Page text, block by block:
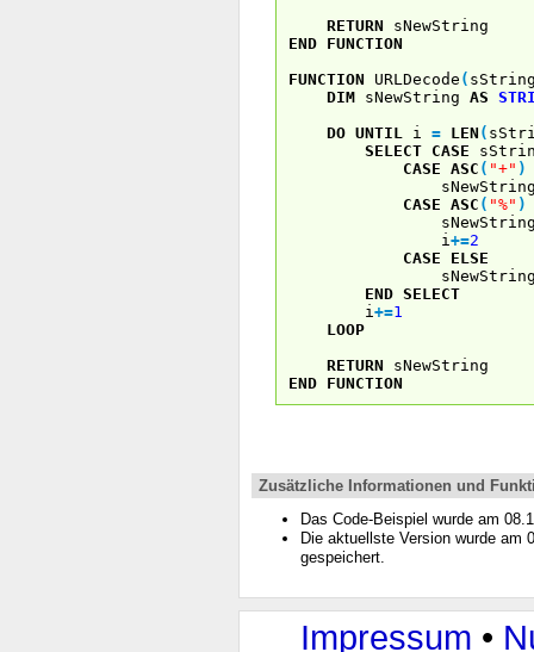
RETURN sNewString
END FUNCTION
FUNCTION URLDecode (
DIM sNewString AS
DO UNTIL i = LEN (
SELECT CASE
CASE ASC ( "+" )
CASE ASC ( "%" )
i +=2
CASE
ELSE
END SELECT
i +=1
LOOP
RETURN sNewString
END FUNCTION
Zusätzliche Informationen und
Das Code-Beispiel wurde am
Die aktuellste Version wurde am
gespeichert.
Impressum •